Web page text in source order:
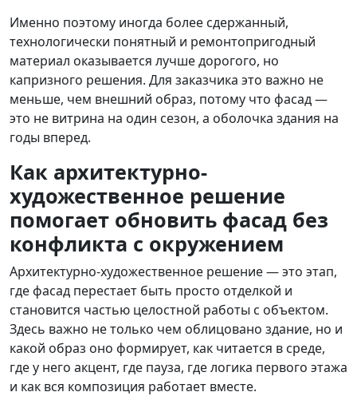
Именно поэтому иногда более сдержанный,
технологически понятный и ремонтопригодный
материал оказывается лучше дорогого, но
капризного решения. Для заказчика это важно не
меньше, чем внешний образ, потому что фасад —
это не витрина на один сезон, а оболочка здания на
годы вперед.
Как архитектурно-
художественное решение
помогает обновить фасад без
конфликта с окружением
Архитектурно-художественное решение — это этап,
где фасад перестает быть просто отделкой и
становится частью целостной работы с объектом.
Здесь важно не только чем облицовано здание, но и
какой образ оно формирует, как читается в среде,
где у него акцент, где пауза, где логика первого этажа
и как вся композиция работает вместе.